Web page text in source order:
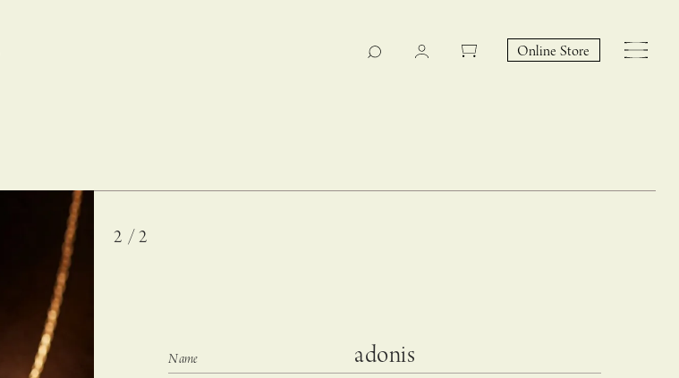
コラボレーションブランド
CASUCAと満島ひかりの
コラボレーションブランド
EY Collection 誕生のお知らせ 山際恵美子さん × CAS
UCA
Online Store
2 / 2
adonis